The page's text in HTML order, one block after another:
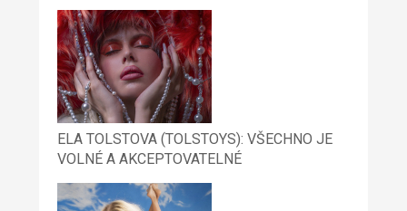
ELA TOLSTOVA (TOLSTOYS): VŠECHNO JE
VOLNÉ A AKCEPTOVATELNÉ